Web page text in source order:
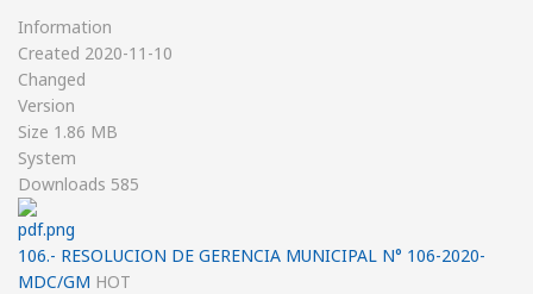
Information
Created 2020-11-10
Changed
Version
Size 1.86 MB
System
Downloads 585
106.- RESOLUCION DE GERENCIA MUNICIPAL N° 106-2020-
MDC/GM HOT